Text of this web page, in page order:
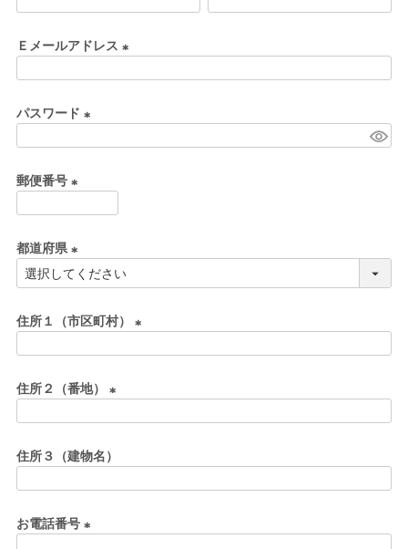
須
Ｅメールアドレス
パスワード
郵便番号
須
)
都道府県
(
須
住所１（市区町村）
住所２（番地）
須
住所３（建物名）
お電話番号